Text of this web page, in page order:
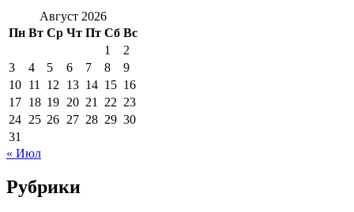
Август 2026
Пн Вт Ср Чт Пт Сб Вс
1
2
3
4 5 6 7 8
9
10 11 12 13 14 15 16
17 18 19 20 21 22 23
24 25 26 27 28 29 30
31
« Июл
Рубрики